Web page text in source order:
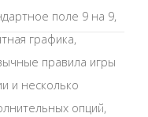
поле 9 на 9,
графика,
правила игры
и несколько
опций,